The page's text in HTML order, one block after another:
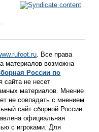
. Все права
материалов возможна
России по
сайта не несет
материалов. Мнение
не совпадать с мнением
сайт сборной России
официальная
с игроками. Для